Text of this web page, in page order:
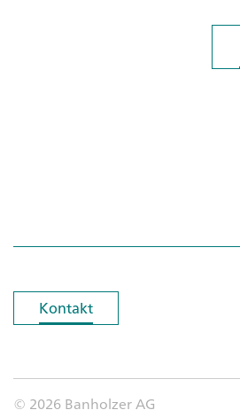
Kontakt
Kontakt
© 2026 Banholzer AG